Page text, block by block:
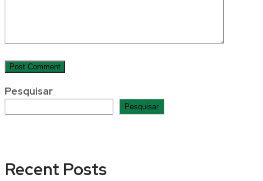
Pesquisar
Pesquisar
Recent Posts